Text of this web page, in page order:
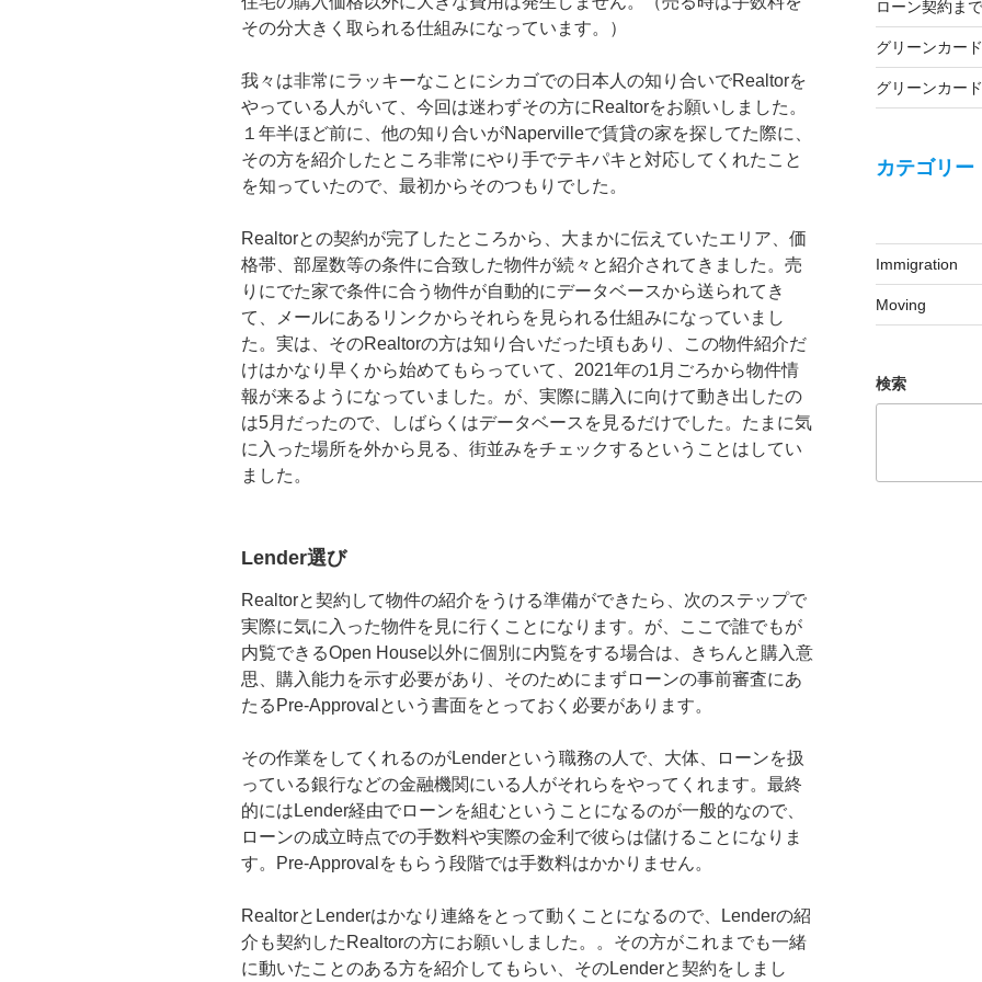
その分大きく取られる仕組みになっています。）
我々は非常にラッキーなことにシカゴでの日本人の知り合いでRealtorを
やっている人がいて、今回は迷わずその方にRealtorをお願いしました。
１年半ほど前に、他の知り合いがNapervilleで賃貸の家を探してた際に、
その方を紹介したところ非常にやり手でテキパキと対応してくれたこと
を知っていたので、最初からそのつもりでした。
Realtorとの契約が完了したところから、大まかに伝えていたエリア、価
格帯、部屋数等の条件に合致した物件が続々と紹介されてきました。売
りにでた家で条件に合う物件が自動的にデータベースから送られてき
て、メールにあるリンクからそれらを見られる仕組みになっていまし
た。実は、そのRealtorの方は知り合いだった頃もあり、この物件紹介だ
けはかなり早くから始めてもらっていて、2021年の1月ごろから物件情
報が来るようになっていました。が、実際に購入に向けて動き出したの
は5月だったので、しばらくはデータベースを見るだけでした。たまに気
に入った場所を外から見る、街並みをチェックするということはしてい
ました。
Lender選び
Realtorと契約して物件の紹介をうける準備ができたら、次のステップで
実際に気に入った物件を見に行くことになります。が、ここで誰でもが
内覧できるOpen House以外に個別に内覧をする場合は、きちんと購入意
思、購入能力を示す必要があり、そのためにまずローンの事前審査にあ
たるPre-Approvalという書面をとっておく必要があります。
その作業をしてくれるのがLenderという職務の人で、大体、ローンを扱
っている銀行などの金融機関にいる人がそれらをやってくれます。最終
的にはLender経由でローンを組むということになるのが一般的なので、
ローンの成立時点での手数料や実際の金利で彼らは儲けることになりま
す。Pre-Approvalをもらう段階では手数料はかかりません。
RealtorとLenderはかなり連絡をとって動くことになるので、Lenderの紹
介も契約したRealtorの方にお願いしました。。その方がこれまでも一緒
に動いたことのある方を紹介してもらい、そのLenderと契約をしまし
ローン契約ま
グリーンカー
グリーンカー
カテゴリー
Immigration
Moving
検索